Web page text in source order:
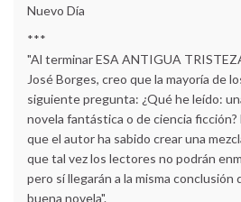
Nuevo Día
***
"Al terminar ESA ANTIGUA
José Borges, creo que la mayoría de
siguiente pregunta: ¿Qué he leído:
novela fantástica o de ciencia ficción?
que el autor ha sabido crear una
que tal vez los lectores no podrán
pero sí llegarán a la misma conclusión
buena novela".